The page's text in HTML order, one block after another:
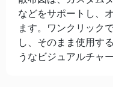
などをサポートし、
ます。ワンクリック
し、そのまま使用す
うなビジュアルチャ